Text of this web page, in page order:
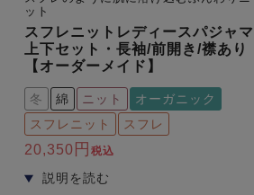
ット
スフレニットレディースパジャマ
上下セット・長袖/前開き/襟あり
【オーダーメイド】
冬 綿 ニット
オーガニック
スフレニット
スフレ
20,350 税込